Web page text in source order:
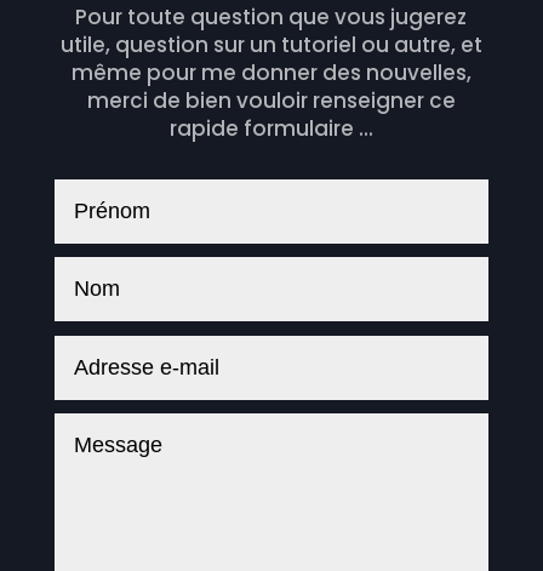
Pour toute question que vous jugerez
utile, question sur un tutoriel ou autre, et
même pour me donner des nouvelles,
merci de bien vouloir renseigner ce
rapide formulaire ...